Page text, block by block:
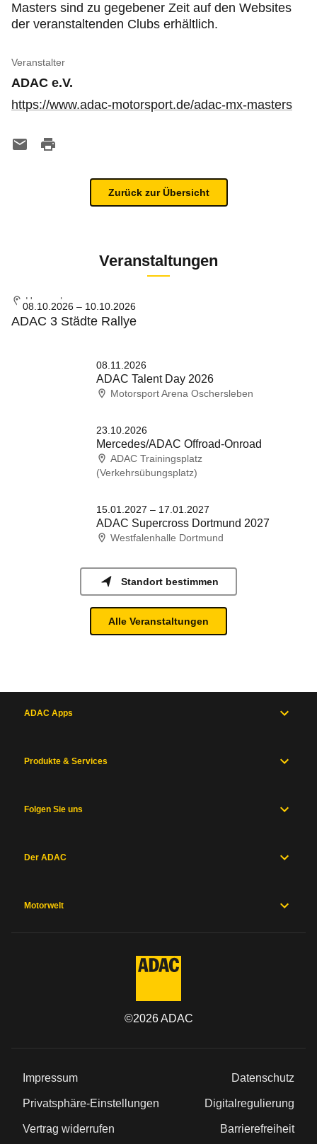
Masters sind zu gegebener Zeit auf den Websites
der veranstaltenden Clubs erhältlich.
Veranstalter
ADAC e.V.
https://www.adac-motorsport.de/adac-mx-masters
Zurück zur Übersicht
Veranstaltungen
08.10.2026 – 10.10.2026
Hauzenberg
ADAC 3 Städte Rallye
08.11.2026
Motorsport Arena Oschersleben
ADAC Talent Day 2026
23.10.2026
ADAC Trainingsplatz
(Verkehrsübungsplatz)
Mercedes/ADAC Offroad-Onroad
15.01.2027 – 17.01.2027
Westfalenhalle Dortmund
ADAC Supercross Dortmund 2027
Standort bestimmen
Alle Veranstaltungen
ADAC Apps
Produkte & Services
Folgen Sie uns
Der ADAC
Motorwelt
©2026ADAC
Impressum Datenschutz
Privatsphäre-Einstellungen Digitalregulierung
Vertrag widerrufen Barrierefreiheit